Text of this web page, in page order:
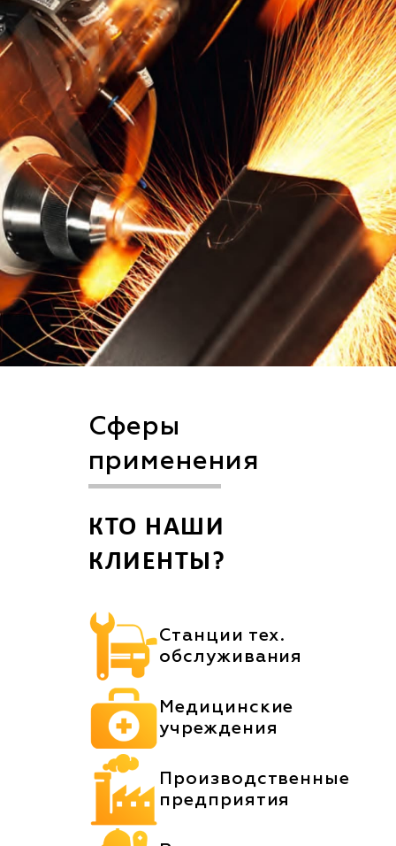
Сферы
применения
КТО НАШИ
КЛИЕНТЫ?
Станции тех.
обслуживания
Медицинские
учреждения
Производственные
предприятия